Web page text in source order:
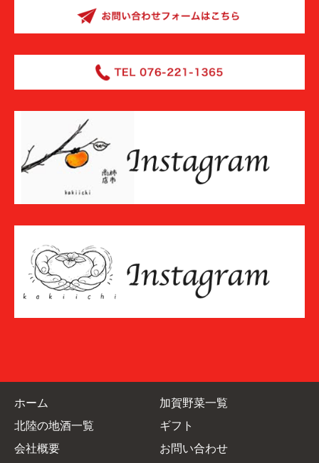
ホーム
加賀野菜一覧
北陸の地酒一覧
ギフト
会社概要
お問い合わせ